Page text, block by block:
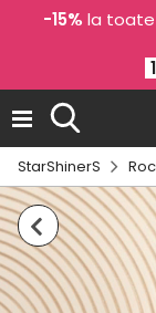
-15% la toate
1
StarShinerS